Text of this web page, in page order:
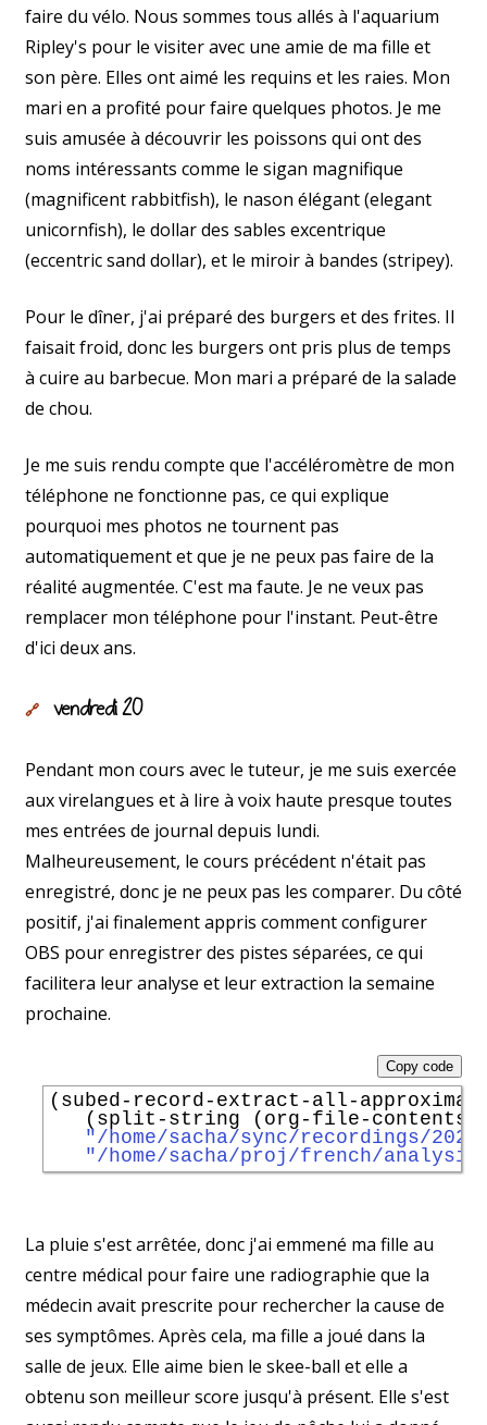
faire du vélo. Nous sommes tous allés à l'aquarium
Ripley's pour le visiter avec une amie de ma fille et
son père. Elles ont aimé les requins et les raies. Mon
mari en a profité pour faire quelques photos. Je me
suis amusée à découvrir les poissons qui ont des
noms intéressants comme le sigan magnifique
(magnificent rabbitfish), le nason élégant (elegant
unicornfish), le dollar des sables excentrique
(eccentric sand dollar), et le miroir à bandes (stripey).
Pour le dîner, j'ai préparé des burgers et des frites. Il
faisait froid, donc les burgers ont pris plus de temps
à cuire au barbecue. Mon mari a préparé de la salade
de chou.
Je me suis rendu compte que l'accéléromètre de mon
téléphone ne fonctionne pas, ce qui explique
pourquoi mes photos ne tournent pas
automatiquement et que je ne peux pas faire de la
réalité augmentée. C'est ma faute. Je ne veux pas
remplacer mon téléphone pour l'instant. Peut-être
d'ici deux ans.
🔗 vendredi 20
Pendant mon cours avec le tuteur, je me suis exercée
aux virelangues et à lire à voix haute presque toutes
mes entrées de journal depuis lundi.
Malheureusement, le cours précédent n'était pas
enregistré, donc je ne peux pas les comparer. Du côté
positif, j'ai finalement appris comment configurer
OBS pour enregistrer des pistes séparées, ce qui
facilitera leur analyse et leur extraction la semaine
prochaine.
(subed-record-extract-all-
   (split-string (org-file-contents
"/home/sacha/sync/recordings/
"/home/sacha/proj/french/
Copy code
La pluie s'est arrêtée, donc j'ai emmené ma fille au
centre médical pour faire une radiographie que la
médecin avait prescrite pour rechercher la cause de
ses symptômes. Après cela, ma fille a joué dans la
salle de jeux. Elle aime bien le skee-ball et elle a
obtenu son meilleur score jusqu'à présent. Elle s'est